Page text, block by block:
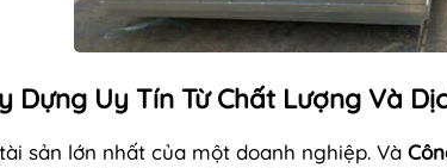
Dựng Uy Tín Từ Chất Lượng Và
sản lớn nhất của một doanh nghiệp. Và